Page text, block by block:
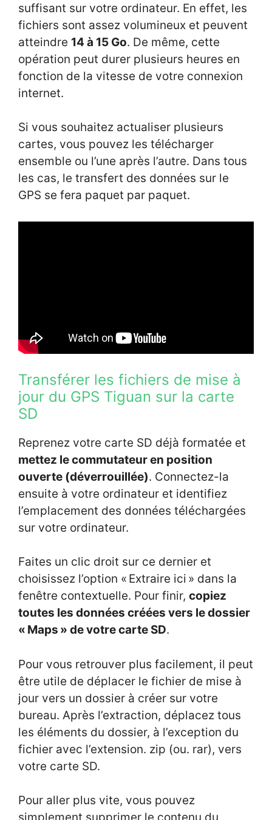
suffisant sur votre ordinateur. En effet, les
fichiers sont assez volumineux et peuvent
atteindre 14 à 15 Go. De même, cette
opération peut durer plusieurs heures en
fonction de la vitesse de votre connexion
internet.
Si vous souhaitez actualiser plusieurs
cartes, vous pouvez les télécharger
ensemble ou l’une après l’autre. Dans tous
les cas, le transfert des données sur le
GPS se fera paquet par paquet.
Transférer les fichiers de mise à
jour du GPS Tiguan sur la carte
SD
Reprenez votre carte SD déjà formatée et
mettez le commutateur en position
ouverte (déverrouillée). Connectez-la
ensuite à votre ordinateur et identifiez
l’emplacement des données téléchargées
sur votre ordinateur.
Faites un clic droit sur ce dernier et
choisissez l’option « Extraire ici » dans la
fenêtre contextuelle. Pour finir, copiez
toutes les données créées vers le dossier
« Maps » de votre carte SD.
Pour vous retrouver plus facilement, il peut
être utile de déplacer le fichier de mise à
jour vers un dossier à créer sur votre
bureau. Après l’extraction, déplacez tous
les éléments du dossier, à l’exception du
fichier avec l’extension. zip (ou. rar), vers
votre carte SD.
Pour aller plus vite, vous pouvez